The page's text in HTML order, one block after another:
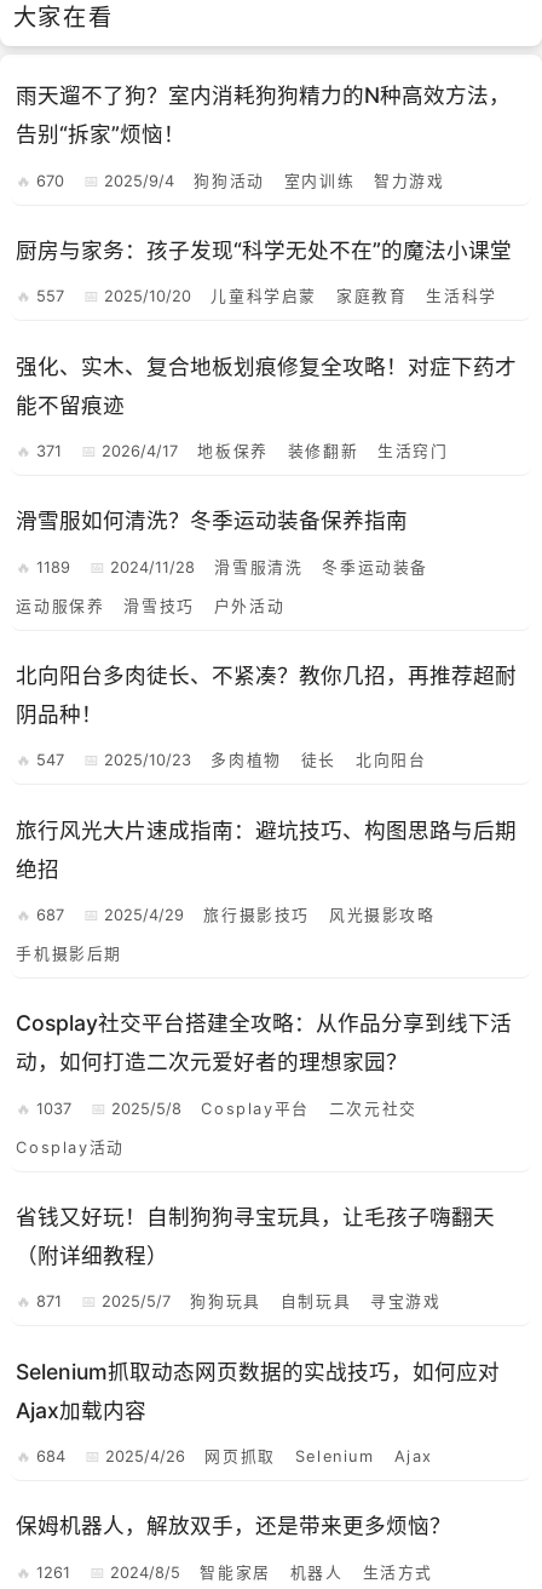
大家在看
雨天遛不了狗？室内消耗狗狗精力的N种高效方法，
告别“拆家”烦恼！
670 2025/9/4 狗狗活动 室内训练 智力游戏
厨房与家务：孩子发现“科学无处不在”的魔法小课堂
557 2025/10/20 儿童科学启蒙 家庭教育 生活科学
强化、实木、复合地板划痕修复全攻略！对症下药才
能不留痕迹
371 2026/4/17 地板保养 装修翻新 生活窍门
滑雪服如何清洗？冬季运动装备保养指南
1189 2024/11/28 滑雪服清洗 冬季运动装备
运动服保养 滑雪技巧 户外活动
北向阳台多肉徒长、不紧凑？教你几招，再推荐超耐
阴品种！
547 2025/10/23 多肉植物 徒长 北向阳台
旅行风光大片速成指南：避坑技巧、构图思路与后期
绝招
687 2025/4/29 旅行摄影技巧 风光摄影攻略
手机摄影后期
Cosplay社交平台搭建全攻略：从作品分享到线下活
动，如何打造二次元爱好者的理想家园？
1037 2025/5/8 Cosplay平台 二次元社交
Cosplay活动
省钱又好玩！自制狗狗寻宝玩具，让毛孩子嗨翻天
（附详细教程）
871 2025/5/7 狗狗玩具 自制玩具 寻宝游戏
Selenium抓取动态网页数据的实战技巧，如何应对
Ajax加载内容
684 2025/4/26 网页抓取 Selenium Ajax
保姆机器人，解放双手，还是带来更多烦恼？
1261 2024/8/5 智能家居 机器人 生活方式